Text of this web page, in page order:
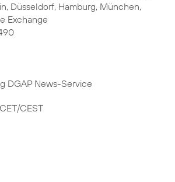
Düsseldorf, Hamburg, München,
Exchange
DGAP News-Service
CEST